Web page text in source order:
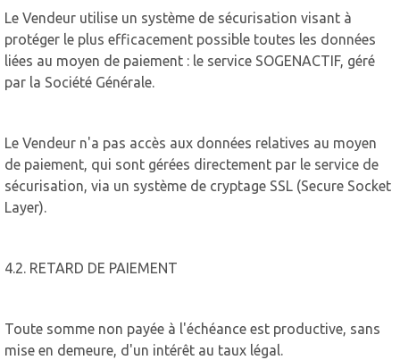
Le Vendeur utilise un système de sécurisation visant à
protéger le plus efficacement possible toutes les données
liées au moyen de paiement : le service SOGENACTIF, géré
par la Société Générale.
Le Vendeur n'a pas accès aux données relatives au moyen
de paiement, qui sont gérées directement par le service de
sécurisation, via un système de cryptage SSL (Secure Socket
Layer).
4.2. RETARD DE PAIEMENT
Toute somme non payée à l'échéance est productive, sans
mise en demeure, d'un intérêt au taux légal.